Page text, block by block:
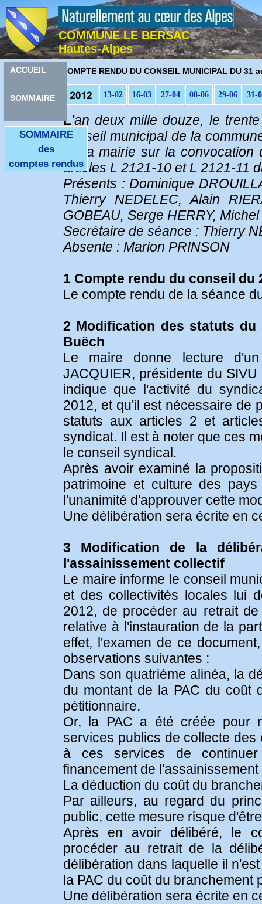
COMMUNE LE BERSAC
Hautes-Alpes
ACCUEIL
SOMMAIRE
OMPTE RENDU DU CONSEIL MUNICIPAL DU 31
SOMMAIRE
des
comptes rendus
13-02 16-03 27-04 08-06 29-06 31-
L’an deux mille douze, le
conseil municipal de la
de la mairie sur la
articles L 2121-10 et L 2121-11
Présents : Dominique
Thierry NEDELEC, Alain
GOBEAU, Serge HERRY,
Secrétaire de séance : Thierry
Absente : Marion PRINSON
1 Compte rendu du conseil du
Le compte rendu de la séance
2 Modification des statuts
Buëch
Le maire donne lecture
JACQUIER, présidente du
indique que l'activité du
2012, et qu'il est nécessaire de
statuts aux articles 2 et
syndicat. Il est à noter que ces
le conseil syndical.
Après avoir examiné la
patrimoine et culture des
l'unanimité d'approuver cette
Une délibération sera écrite en
3 Modification de la
l'assainissement collectif
Le maire informe le conseil
et des collectivités locales lui
2012, de procéder au retrait
relative à l'instauration de la
effet, l'examen de ce
observations suivantes :
Dans son quatrième alinéa, la
du montant de la PAC du coût
pétitionnaire.
Or, la PAC a été créée pour
services publics de collecte
à ces services de
financement de l'assainissement
La déduction du coût du
Par ailleurs, au regard du
public, cette mesure risque
Après en avoir délibéré, le
procéder au retrait de la
délibération dans laquelle il
la PAC du coût du branchement
Une délibération sera écrite en